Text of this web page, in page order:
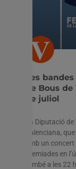
Les
de Bous
de juliol
La Diputació
Valenciana,
amb un
premiades en
també a les 22